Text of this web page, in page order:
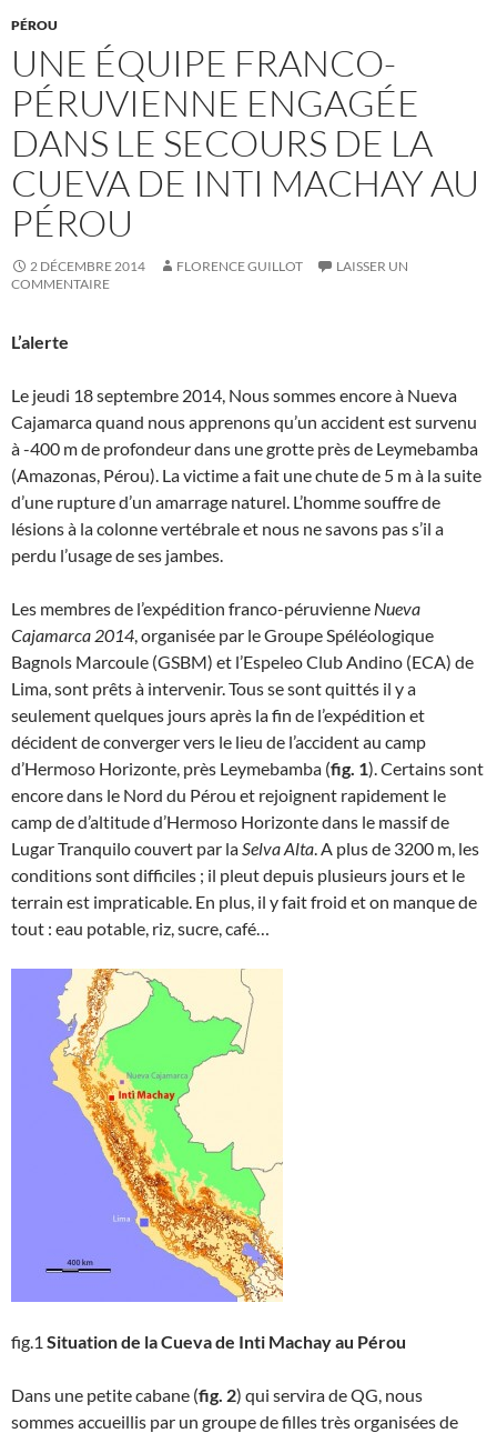
PÉROU
UNE ÉQUIPE FRANCO-
PÉRUVIENNE ENGAGÉE
DANS LE SECOURS DE LA
CUEVA DE INTI MACHAY AU
PÉROU
2 DÉCEMBRE 2014 FLORENCE GUILLOT
LAISSER UN
COMMENTAIRE
L’alerte
Le jeudi 18 septembre 2014, Nous sommes encore à Nueva
Cajamarca quand nous apprenons qu’un accident est survenu
à -400 m de profondeur dans une grotte près de Leymebamba
(Amazonas, Pérou). La victime a fait une chute de 5 m à la suite
d’une rupture d’un amarrage naturel. L’homme souffre de
lésions à la colonne vertébrale et nous ne savons pas s’il a
perdu l’usage de ses jambes.
Les membres de l’expédition franco-péruvienne Nueva
Cajamarca 2014, organisée par le Groupe Spéléologique
Bagnols Marcoule (GSBM) et l’Espeleo Club Andino (ECA) de
Lima, sont prêts à intervenir. Tous se sont quittés il y a
seulement quelques jours après la fin de l’expédition et
décident de converger vers le lieu de l’accident au camp
d’Hermoso Horizonte, près Leymebamba (fig. 1). Certains sont
encore dans le Nord du Pérou et rejoignent rapidement le
camp de d’altitude d’Hermoso Horizonte dans le massif de
Lugar Tranquilo couvert par laSelva Alta. A plus de 3200 m, les
conditions sont difficiles ; il pleut depuis plusieurs jours et le
terrain est impraticable. En plus, il y fait froid et on manque de
tout : eau potable, riz, sucre, café…
fig.1 Situation de la Cueva de Inti Machay au Pérou
Dans une petite cabane (fig. 2) qui servira de QG, nous
sommes accueillis par un groupe de filles très organisées de